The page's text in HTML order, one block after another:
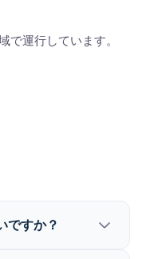
で運行しています。
ですか？